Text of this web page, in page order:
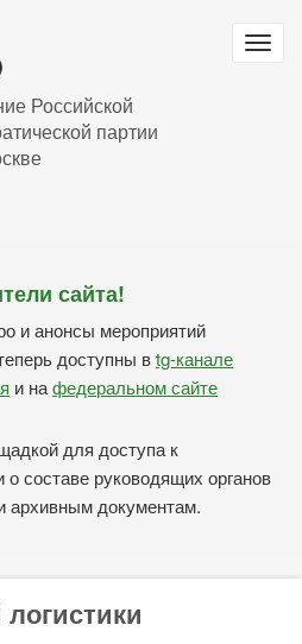
Российской
партии
сайта!
и анонсы мероприятий
доступны вtg-канале
и нафедеральном сайте
для доступа к
составе руководящих органов
архивным документам.